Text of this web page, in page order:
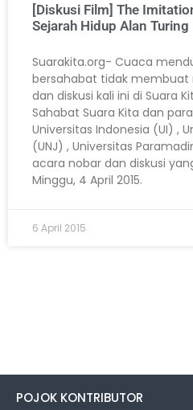
[Diskusi Film] The
Sejarah Hidup Alan Turing
Suarakita.org- Cuaca
bersahabat tidak
dan diskusi kali ini di Suara
Sahabat Suara Kita dan
Universitas Indonesia (UI) ,
(UNJ) , Universitas
acara nobar dan diskusi
Minggu, 4 April 2015.
6 April 2015
POJOK KONTRIBUTOR